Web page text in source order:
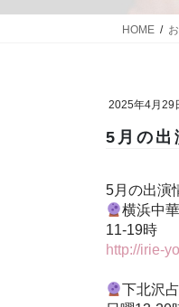
HOME
2025年4月29
5月の出
5月の出演
横浜中
11-19時
http://irie-
下北沢